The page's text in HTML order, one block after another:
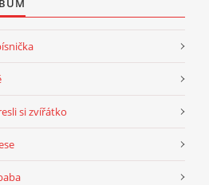
si zvířátko